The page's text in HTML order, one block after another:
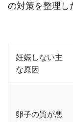
の対策を整理し
妊娠しない主
な原因
卵子の質が悪